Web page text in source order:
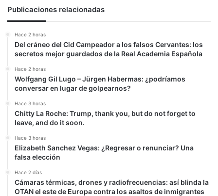
Publicaciones relacionadas
Hace 2 horas
Del cráneo del Cid Campeador a los falsos Cervantes: los
secretos mejor guardados de la Real Academia Española
Hace 2 horas
Wolfgang Gil Lugo – Jürgen Habermas: ¿podríamos
conversar en lugar de golpearnos?
Hace 3 horas
Chitty La Roche: Trump, thank you, but do not forget to
leave, and do it soon.
Hace 3 horas
Elizabeth Sanchez Vegas: ¿Regresar o renunciar? Una
falsa elección
Hace 2 días
Cámaras térmicas, drones y radiofrecuencias: así blinda la
OTAN el este de Europa contra los asaltos de inmigrantes